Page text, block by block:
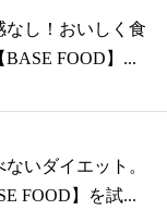
し！おいしく食
FOOD】...
いダイエット。
FOOD】を試...